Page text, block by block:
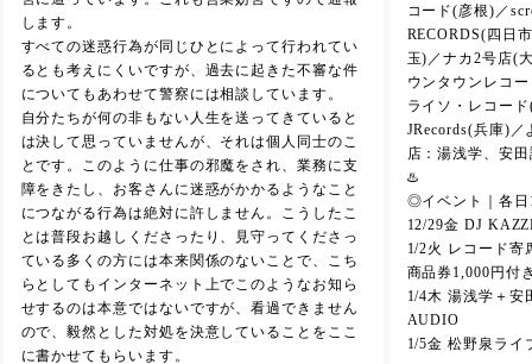
コード(彦根)／
RECORDS(四日
玉)／ナカ2号店(
ウンタウンレコ
ライソ・レコー
JRecords(兵庫)／
店：湯浅学、安
♨️
◎イベント｜各日
12/29金 DJ
1/2火 レコード寄
商品券1,000円付
1/4木 湯浅学＋安
AUDIO
1/5金 松野泉ライ
します。
すべての迷惑行為が同じひとによって行われてい
るとも考えにくいですが、過去に起きた不審な件
についてもあわせて警察には相談しています。
自分たちが何の非もない人生を送ってきていると
は決して思っていませんが、それは個人同士のこ
とです。このように仕事の邪魔をされ、業務に支
障をきたし、お客さんに迷惑がかかるようなこと
につながる行為は絶対に許しません。こうしたこ
とは普段お越しくださったり、見守ってくださっ
ている多くの方には本来関係のないことで、こち
らとしてもインターネット上でこのようなお知ら
せするのは本意ではないですが、看過できません
ので、毅然とした対処を決意していることをここ
に書かせてもらいます。